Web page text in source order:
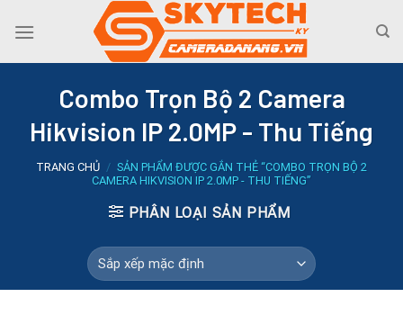
Combo Trọn Bộ 2 Camera
Hikvision IP 2.0MP - Thu Tiếng
TRANG CHỦ / SẢN PHẨM ĐƯỢC GẮN THẺ “COMBO TRỌN BỘ 2
CAMERA HIKVISION IP 2.0MP - THU TIẾNG”
PHÂN LOẠI SẢN PHẨM